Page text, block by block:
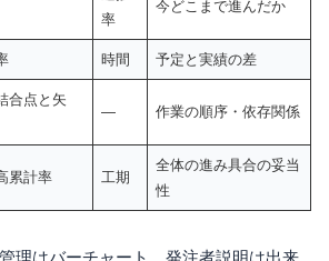
率
今どこまで進んだか
時間 予定と実績の差
合点と矢
— 作業の順序・依存関係
累計率 工期
全体の進み具合の妥当
性